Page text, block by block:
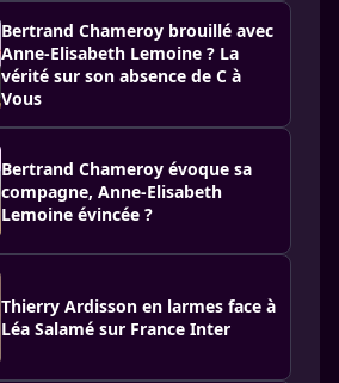
Bertrand Chameroy brouillé avec
Anne-Elisabeth Lemoine ? La
vérité sur son absence de C à
Vous
Bertrand Chameroy évoque sa
compagne, Anne-Elisabeth
Lemoine évincée ?
Thierry Ardisson en larmes face à
Léa Salamé sur France Inter